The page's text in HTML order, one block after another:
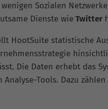
Sozialen
Dienste wieTwitter
HootSuite statistische
Die Daten erhebt das
Analyse-Tools. Dazu